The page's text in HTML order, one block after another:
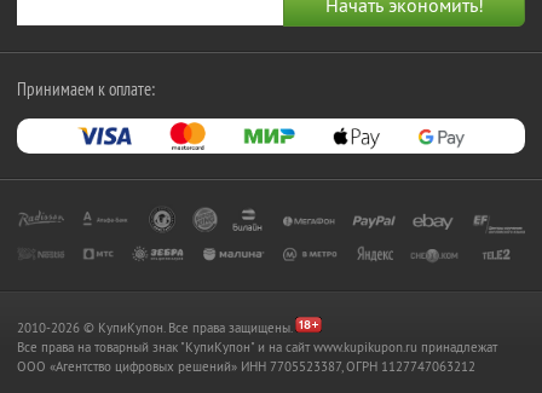
Принимаем к оплате:
2010-2026 © КупиКупон. Все права защищены.
Все права на товарный знак "КупиКупон" и на сайт www.kupikupon.ru принадлежат
OOO «Агентство цифровых решений» ИНН 7705523387, ОГРН 1127747063212